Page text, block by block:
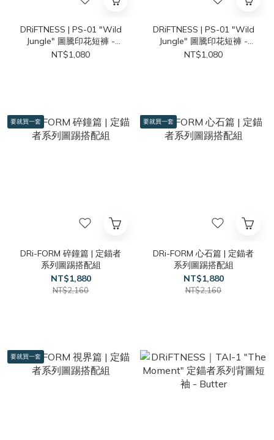
DRiFTNESS | PS-01 "Wild
Jungle" 圖騰印花短褲 -
Leopard
NT$1,080
DRiFTNESS | PS-01 "Wild
Jungle" 圖騰印花短褲 -
Snake
NT$1,080
要就買一套
DRi-FORM 碎鐘篇 | 定錨者
系列圖踢搭配組
NT$1,880
NT$2,160
要就買一套
DRi-FORM 心石篇 | 定錨者
系列圖踢搭配組
NT$1,880
NT$2,160
要就買一套